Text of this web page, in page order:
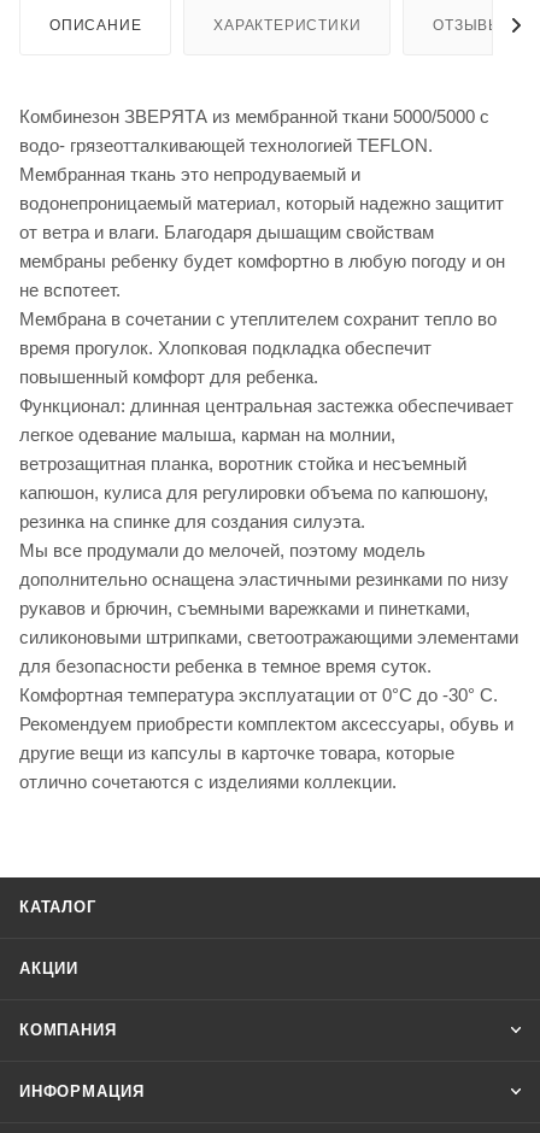
ОПИСАНИЕ ХАРАКТЕРИСТИКИ ОТЗЫВЫ
Комбинезон ЗВЕРЯТА из мембранной ткани 5000/5000 с
водо- грязеотталкивающей технологией TEFLON.
Мембранная ткань это непродуваемый и
водонепроницаемый материал, который надежно защитит
от ветра и влаги. Благодаря дышащим свойствам
мембраны ребенку будет комфортно в любую погоду и он
не вспотеет.
Мембрана в сочетании с утеплителем сохранит тепло во
время прогулок. Хлопковая подкладка обеспечит
повышенный комфорт для ребенка.
Функционал: длинная центральная застежка обеспечивает
легкое одевание малыша, карман на молнии,
ветрозащитная планка, воротник стойка и несъемный
капюшон, кулиса для регулировки объема по капюшону,
резинка на спинке для создания силуэта.
Мы все продумали до мелочей, поэтому модель
дополнительно оснащена эластичными резинками по низу
рукавов и брючин, съемными варежками и пинетками,
силиконовыми штрипками, светоотражающими элементами
для безопасности ребенка в темное время суток.
Комфортная температура эксплуатации от 0°С до -30° С.
Рекомендуем приобрести комплектом аксессуары, обувь и
другие вещи из капсулы в карточке товара, которые
отлично сочетаются с изделиями коллекции.
КАТАЛОГ
АКЦИИ
КОМПАНИЯ
ИНФОРМАЦИЯ